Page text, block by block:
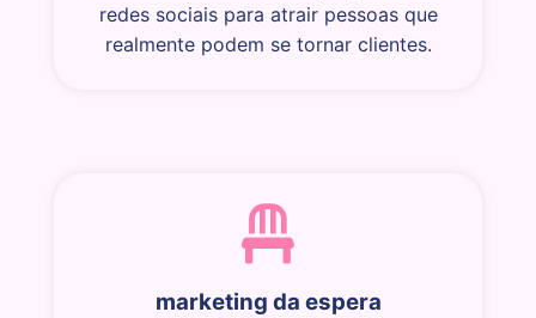
redes sociais para atrair pessoas que
realmente podem se tornar clientes.
marketing da espera